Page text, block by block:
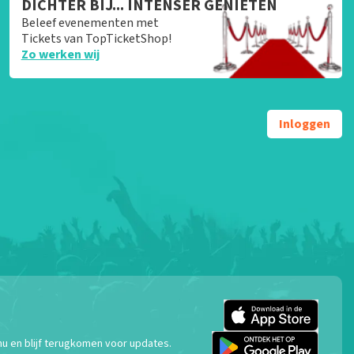
DICHTER BIJ... INTENSER GENIETEN
Beleef evenementen met
Tickets van TopTicketShop!
Zo werken wij
Inloggen
en blijf terugkomen voor updates.